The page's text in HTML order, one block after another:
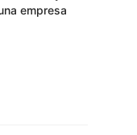
empresa